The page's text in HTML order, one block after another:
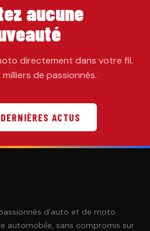
aucune
directement dans votre fil.
de passionnés.
ACTUS
d'auto et de moto.
automobile, sans compromis sur